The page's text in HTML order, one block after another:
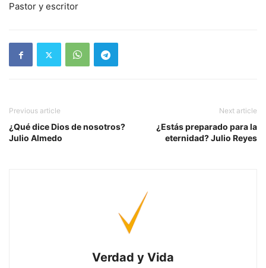
Pastor y escritor
Previous article
¿Qué dice Dios de nosotros?
Julio Almedo
Next article
¿Estás preparado para la
eternidad? Julio Reyes
Verdad y Vida